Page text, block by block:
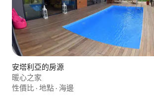
安塔利亞的房源
暖心之家
性價比 · 地點 · 海邊